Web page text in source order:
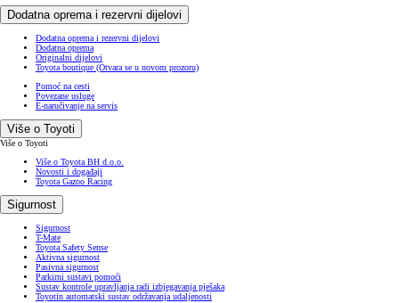
Dodatna oprema i rezervni dijelovi
Dodatna oprema i rezervni dijelovi
Dodatna oprema
Originalni dijelovi
Toyota boutique (Otvara se u novom prozoru)
Pomoć na cesti
Povezane usluge
E-naručivanje na servis
Više o Toyoti
Više o Toyoti
Više o Toyota BH d.o.o.
Novosti i događaji
Toyota Gazoo Racing
Sigurnost
Sigurnost
T-Mate
Toyota Safety Sense
Aktivna sigurnost
Pasivna sigurnost
Parkirni sustavi pomoći
Sustav kontrole upravljanja radi izbjegavanja pješaka
Toyotin automatski sustav održavanja udaljenosti